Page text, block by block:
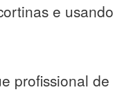
e usando
profissional de